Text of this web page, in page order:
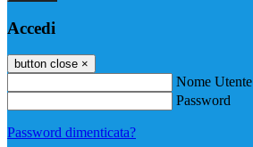
Accedi
button close ×
Nome Utente
Password
Password dimenticata?